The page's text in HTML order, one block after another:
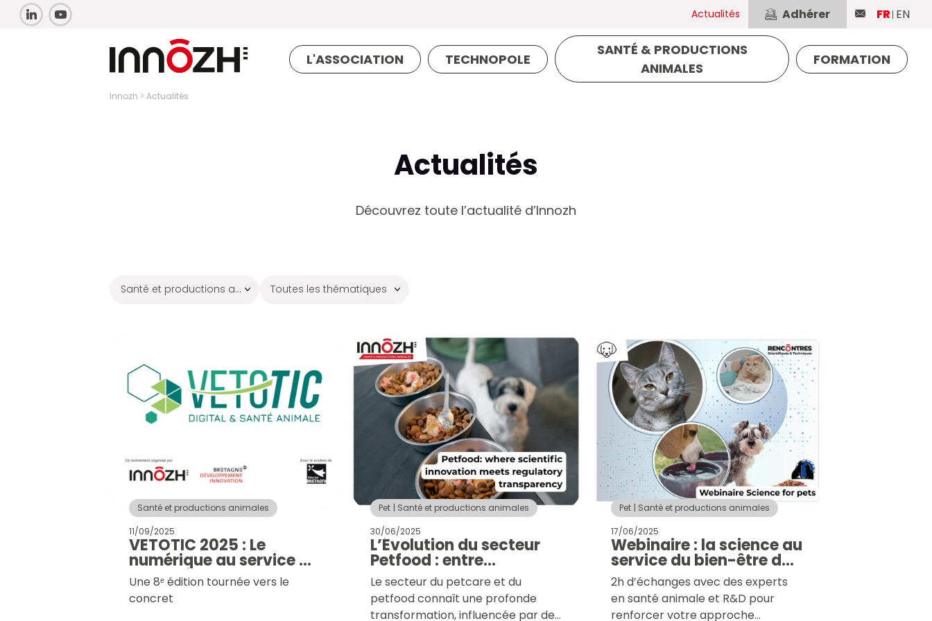
Actualités Adhérer EN
FR
L'ASSOCIATION TECHNOPOLE
SANTÉ & PRODUCTIONS
ANIMALES
FORMATION
Innozh > Actualités
Actualités
Découvrez toute l’actualité d’Innozh
Santé et productions animales
11/09/2025
VETOTIC 2025 : Le
numérique au service de
la santé animale
Une 8ᵉ édition tournée vers le
concret
Pet
Santé et productions animales
30/06/2025
L’Évolution du secteur
Petfood : entre
transparence
règlementaire et
innovations portées par
Le secteur du petcare et du
petfood connaît une profonde
transformation, influencée par des
Pet
Santé et productions animales
17/06/2025
Webinaire : la science au
service du bien-être des
animaux de compagnie
2h d’échanges avec des experts
en santé animale et R&D pour
renforcer votre approche